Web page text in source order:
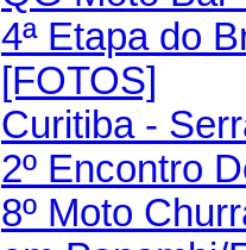
4ª Etapa do
[FOTOS]
Curitiba -
2º Encontro
8º Moto